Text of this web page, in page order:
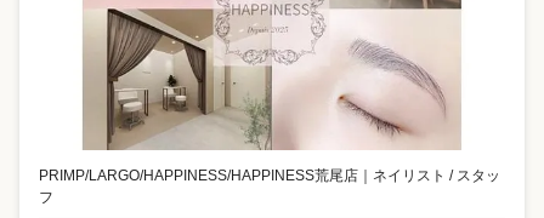
ートも大切にしながら働けます。 ⭐1カ月のお休みが選べる 「月8日休
み」「月9～10日休み」。どちらでも好きな勤務体系が選べます。もち
ろん途中で変更もOK！ライフスタイルに合わせた働き方を実現できま
ャリアアップがなく、将来に漠然とした不安がありました。オングレー
スでは実力や頑張りに応じて昇給・昇格が当たり前で、私もアシスタン
トチーフに昇格できました！ お客様の層としては、年齢と共に手の甲の
ね。ネイルサロンというより、手元を含めたケアが目的の方が多く、
「爪を育てたい」「仕事柄ネイルはできないが、せめてキレイに見せた
PRIMP/LARGO/HAPPINESS/HAPPINESS荒尾店
ネイリスト / スタッ
フ